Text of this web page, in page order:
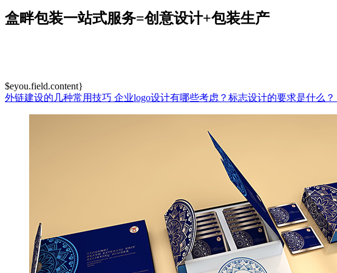
盒畔包装一站式服务=创意设计+包装生产
$eyou.field.content}
外链建设的几种常用技巧 企业logo设计有哪些考虑？标志设计的要求是什么？